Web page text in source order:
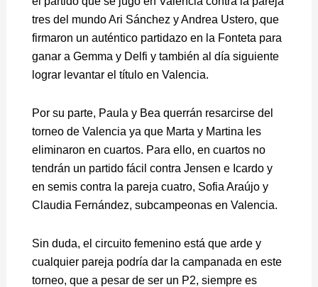
tres del mundo Ari Sánchez y Andrea Ustero, que
firmaron un auténtico partidazo en la Fonteta para
ganar a Gemma y Delfi y también al día siguiente
lograr levantar el título en Valencia.
Por su parte, Paula y Bea querrán resarcirse del
torneo de Valencia ya que Marta y Martina les
eliminaron en cuartos. Para ello, en cuartos no
tendrán un partido fácil contra Jensen e Icardo y
en semis contra la pareja cuatro, Sofia Araújo y
Claudia Fernández, subcampeonas en Valencia.
Sin duda, el circuito femenino está que arde y
cualquier pareja podría dar la campanada en este
torneo, que a pesar de ser un P2, siempre es